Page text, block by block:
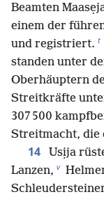
Beamten
einem der
und registriert. t
standen unter
Oberhäuptern
Streitkräfte
307 500
Streitmacht, die
14
Usịja
Lanzen, v